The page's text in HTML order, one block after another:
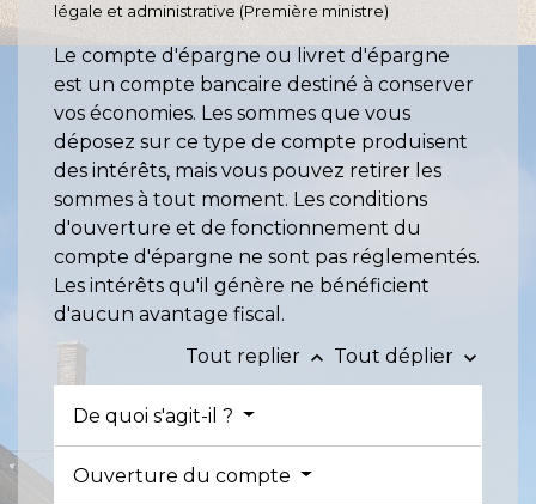
légale et administrative (Première ministre)
Le compte d'épargne ou livret d'épargne
est un compte bancaire destiné à conserver
vos économies. Les sommes que vous
déposez sur ce type de compte produisent
des intérêts, mais vous pouvez retirer les
sommes à tout moment. Les conditions
d'ouverture et de fonctionnement du
compte d'épargne ne sont pas réglementés.
Les intérêts qu'il génère ne bénéficient
d'aucun avantage fiscal.
Tout replier keyboard_arrow_up Tout déplier keyboard_arrow_down
De quoi s'agit-il ?
Ouverture du compte